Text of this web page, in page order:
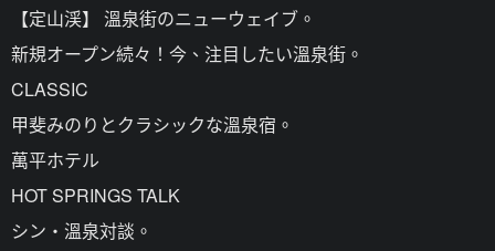
【定山渓】 溫泉街のニューウェイブ。
新規オープン続々！今、注目したい溫泉街。
CLASSIC
甲斐みのりとクラシックな溫泉宿。
萬平ホテル
HOT SPRINGS TALK
シン・溫泉対談。